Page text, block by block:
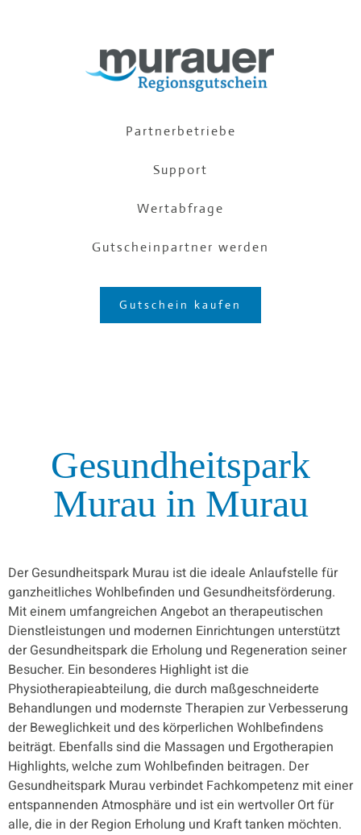
Partnerbetriebe
Support
Wertabfrage
Gutscheinpartner werden
Gutschein kaufen
Gesundheitspark
Murau in Murau
Der Gesundheitspark Murau ist die ideale Anlaufstelle für
ganzheitliches Wohlbefinden und Gesundheitsförderung.
Mit einem umfangreichen Angebot an therapeutischen
Dienstleistungen und modernen Einrichtungen unterstützt
der Gesundheitspark die Erholung und Regeneration seiner
Besucher. Ein besonderes Highlight ist die
Physiotherapieabteilung, die durch maßgeschneiderte
Behandlungen und modernste Therapien zur Verbesserung
der Beweglichkeit und des körperlichen Wohlbefindens
beiträgt. Ebenfalls sind die Massagen und Ergotherapien
Highlights, welche zum Wohlbefinden beitragen. Der
Gesundheitspark Murau verbindet Fachkompetenz mit einer
entspannenden Atmosphäre und ist ein wertvoller Ort für
alle, die in der Region Erholung und Kraft tanken möchten.